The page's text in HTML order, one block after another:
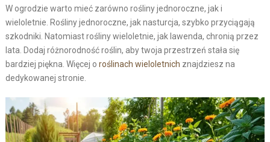
W ogrodzie warto mieć zarówno rośliny jednoroczne, jak i
wieloletnie. Rośliny jednoroczne, jak nasturcja, szybko przyciągają
szkodniki. Natomiast rośliny wieloletnie, jak lawenda, chronią przez
lata. Dodaj różnorodność roślin, aby twoja przestrzeń stała się
bardziej piękna. Więcej o roślinach wieloletnich znajdziesz na
dedykowanej stronie.